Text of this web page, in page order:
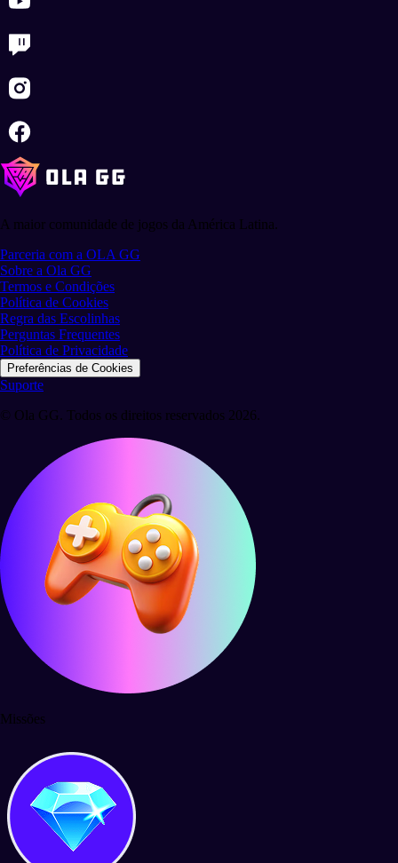
A maior comunidade de jogos da América Latina.
Parceria com a OLA GG
Sobre a Ola GG
Termos e Condições
Política de Cookies
Regra das Escolinhas
Perguntas Frequentes
Política de Privacidade
Preferências de Cookies
Suporte
© Ola GG. Todos os direitos reservados 2026.
Missões